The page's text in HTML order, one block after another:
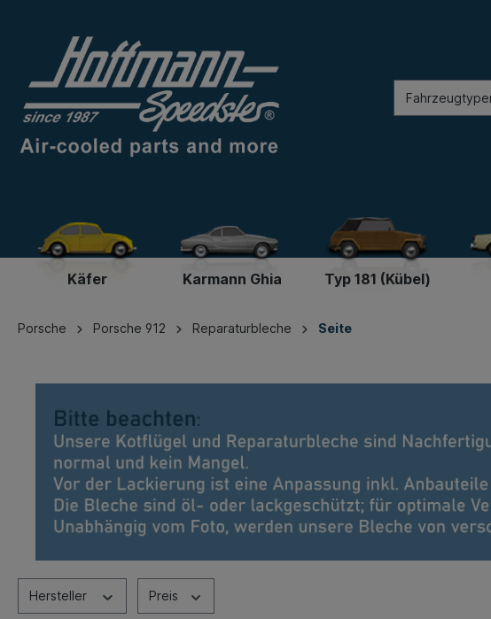
Käfer Karmann Ghia Typ 181 (Kübel)
Porsche Porsche 912 Reparaturbleche Seite
Hersteller Preis